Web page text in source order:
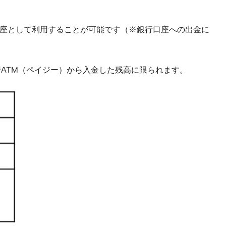
として利用することが可能です（※銀行口座への出金に
（ペイジー）から入金した残高に限られます。